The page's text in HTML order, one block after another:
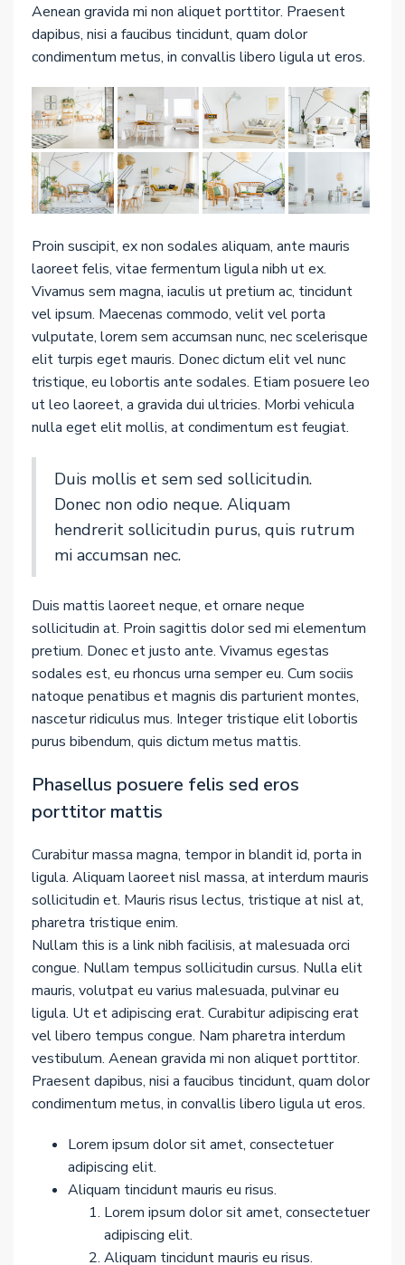
Aenean gravida mi non aliquet porttitor. Praesent
dapibus, nisi a faucibus tincidunt, quam dolor
condimentum metus, in convallis libero ligula ut eros.
Proin suscipit, ex non sodales aliquam, ante mauris
laoreet felis, vitae fermentum ligula nibh ut ex.
Vivamus sem magna, iaculis ut pretium ac, tincidunt
vel ipsum. Maecenas commodo, velit vel porta
vulputate, lorem sem accumsan nunc, nec scelerisque
elit turpis eget mauris. Donec dictum elit vel nunc
tristique, eu lobortis ante sodales. Etiam posuere leo
ut leo laoreet, a gravida dui ultricies. Morbi vehicula
nulla eget elit mollis, at condimentum est feugiat.
Duis mollis et sem sed sollicitudin.
Donec non odio neque. Aliquam
hendrerit sollicitudin purus, quis rutrum
mi accumsan nec.
Duis mattis laoreet neque, et ornare neque
sollicitudin at. Proin sagittis dolor sed mi elementum
pretium. Donec et justo ante. Vivamus egestas
sodales est, eu rhoncus urna semper eu. Cum sociis
natoque penatibus et magnis dis parturient montes,
nascetur ridiculus mus. Integer tristique elit lobortis
purus bibendum, quis dictum metus mattis.
Phasellus posuere felis sed eros
porttitor mattis
Curabitur massa magna, tempor in blandit id, porta in
ligula. Aliquam laoreet nisl massa, at interdum mauris
sollicitudin et. Mauris risus lectus, tristique at nisl at,
pharetra tristique enim.
Nullam this is a link nibh facilisis, at malesuada orci
congue. Nullam tempus sollicitudin cursus. Nulla elit
mauris, volutpat eu varius malesuada, pulvinar eu
ligula. Ut et adipiscing erat. Curabitur adipiscing erat
vel libero tempus congue. Nam pharetra interdum
vestibulum. Aenean gravida mi non aliquet porttitor.
Praesent dapibus, nisi a faucibus tincidunt, quam dolor
condimentum metus, in convallis libero ligula ut eros.
Lorem ipsum dolor sit amet, consectetuer
adipiscing elit.
Aliquam tincidunt mauris eu risus.
Lorem ipsum dolor sit amet, consectetuer
adipiscing elit.
Aliquam tincidunt mauris eu risus.